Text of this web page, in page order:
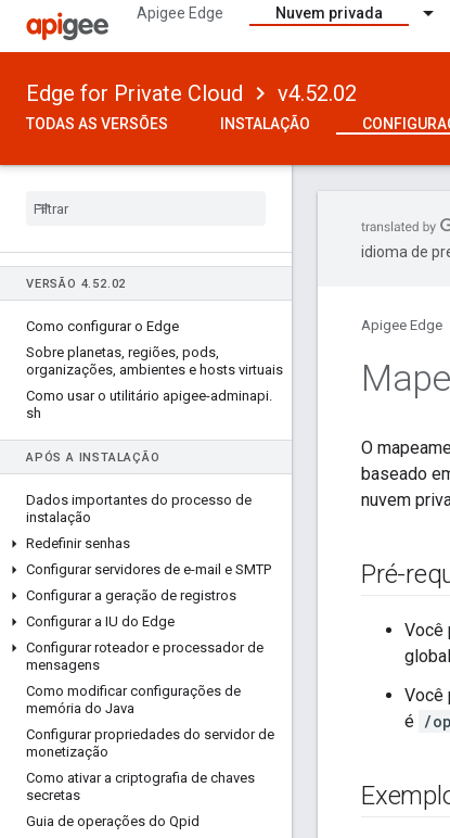
Apigee Edge Nuvem privada
Edge for Private Cloud v4.52.02
TODAS AS VERSÕES INSTALAÇÃO
VERSÃO 4. 52.02
Como configurar o Edge
Sobre planetas, regiões, pods,
organizações, ambientes e hosts virtuais
Como usar o utilitário apigee-adminapi.
sh
APÓS A INSTALAÇÃO
Dados importantes do processo de
instalação
Redefinir senhas
Configurar servidores de e-mail e SMTP
Configurar a geração de registros
Configurar a IU do Edge
Configurar roteador e processador de
mensagens
Como modificar configurações de
memória do Java
Configurar propriedades do servidor de
monetização
Como ativar a criptografia de chaves
secretas
Guia de operações do Qpid
idioma de
Apigee Edge
O
baseado
nuvem
Pré-
Você
Você
é /